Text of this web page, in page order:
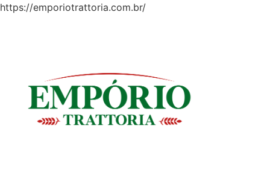
https://emporiotrattoria.com.br/